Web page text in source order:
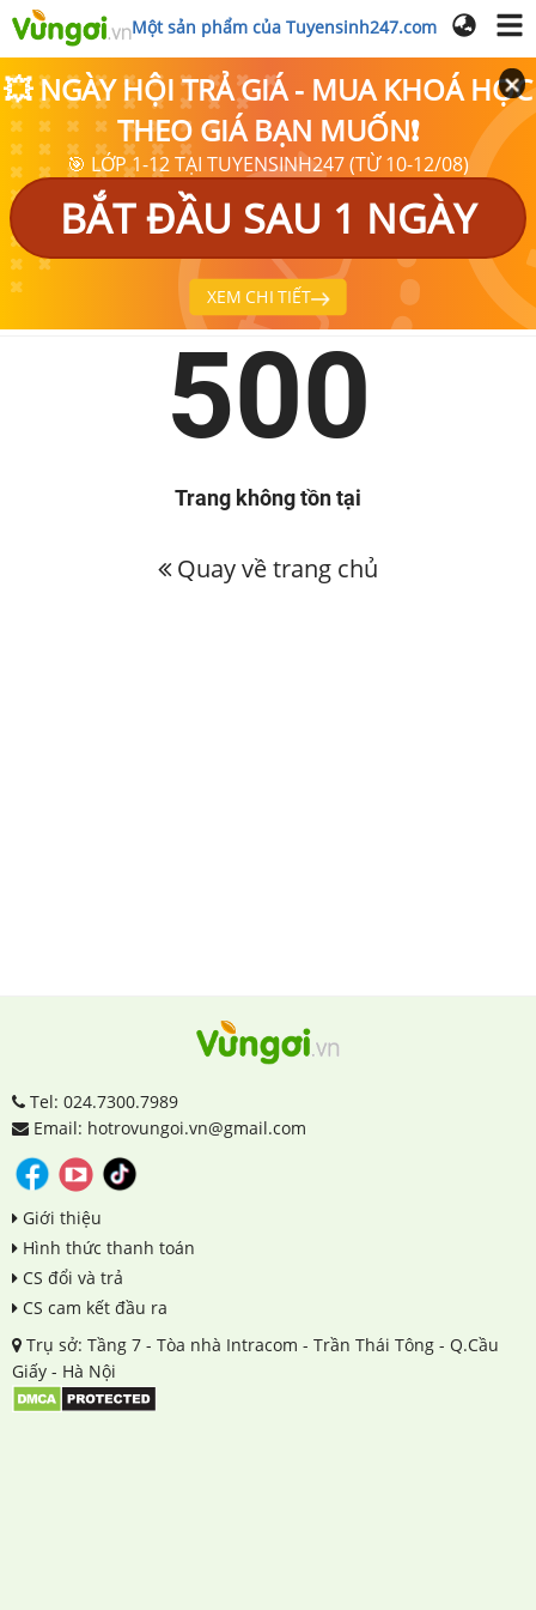
Một sản phẩm của Tuyensinh247.com
💥 NGÀY HỘI TRẢ GIÁ - MUA KHOÁ HỌC
THEO GIÁ BẠN MUỐN❗
🎯 LỚP 1-12 TẠI TUYENSINH247 (TỪ 10-12/08)
BẮT ĐẦU SAU 1 NGÀY
XEM CHI TIẾT
500
Trang không tồn tại
Quay về trang chủ
Tel: 024.7300.7989
Email: hotrovungoi.vn@gmail.com
Giới thiệu
Hình thức thanh toán
CS đổi và trả
CS cam kết đầu ra
Trụ sở: Tầng 7 - Tòa nhà Intracom - Trần Thái Tông - Q.Cầu
Giấy - Hà Nội